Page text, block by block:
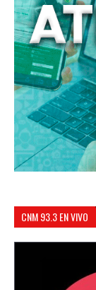
CNM 93.3 EN VIVO